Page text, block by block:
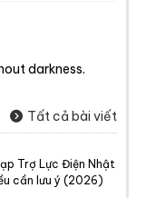
darkness.
Tất cả bài viết
Trợ Lực Điện Nhật
cần lưu ý (2026)